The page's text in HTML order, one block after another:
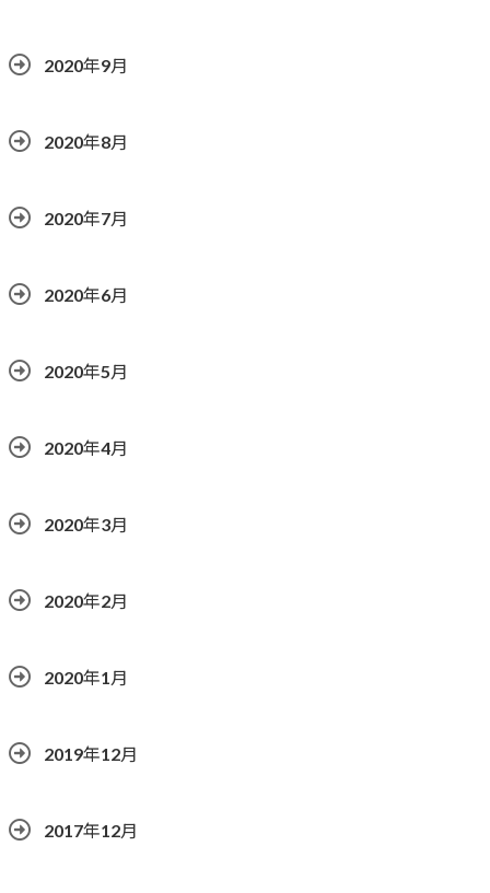
2020年9月
2020年8月
2020年7月
2020年6月
2020年5月
2020年4月
2020年3月
2020年2月
2020年1月
2019年12月
2017年12月